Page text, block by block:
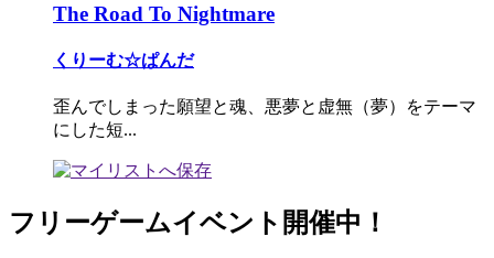
The Road To Nightmare
くりーむ☆ぱんだ
歪んでしまった願望と魂、悪夢と虚無（夢）をテーマ
にした短...
フリーゲームイベント開催中！